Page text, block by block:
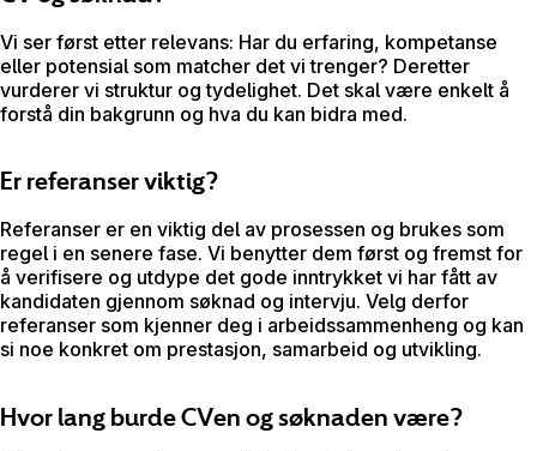
Vi ser først etter relevans: Har du erfaring, kompetanse
eller potensial som matcher det vi trenger? Deretter
vurderer vi struktur og tydelighet. Det skal være enkelt å
forstå din bakgrunn og hva du kan bidra med.
Er referanser viktig?
Referanser er en viktig del av prosessen og brukes som
regel i en senere fase. Vi benytter dem først og fremst for
å verifisere og utdype det gode inntrykket vi har fått av
kandidaten gjennom søknad og intervju. Velg derfor
referanser som kjenner deg i arbeidssammenheng og kan
si noe konkret om prestasjon, samarbeid og utvikling.
Hvor lang burde CVen og søknaden være?